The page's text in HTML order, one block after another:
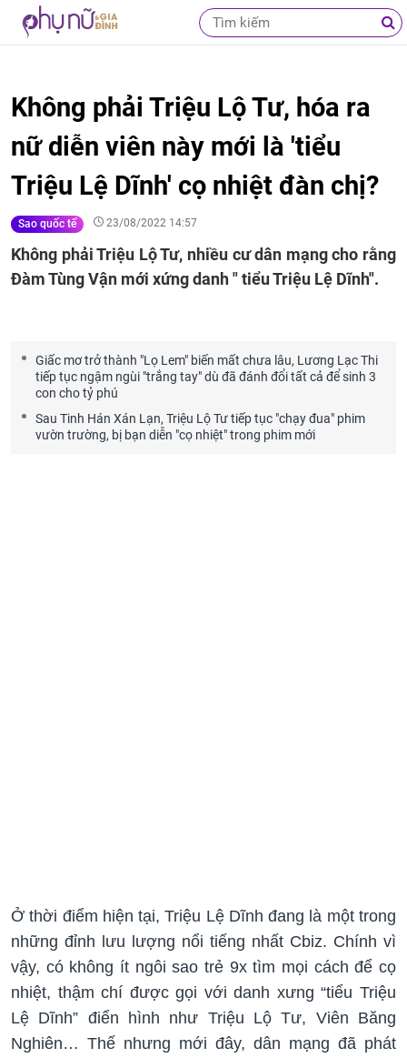
Không phải Triệu Lộ Tư, hóa ra
nữ diễn viên này mới là 'tiểu
Triệu Lệ Dĩnh' cọ nhiệt đàn chị?
Sao quốc tế 23/08/2022 14:57
Không phải Triệu Lộ Tư, nhiều cư dân mạng cho rằng
Đàm Tùng Vận mới xứng danh " tiểu Triệu Lệ Dĩnh".
Giấc mơ trở thành "Lọ Lem" biến mất chưa lâu, Lương Lạc Thi
tiếp tục ngậm ngùi "trắng tay" dù đã đánh đổi tất cả để sinh 3
con cho tỷ phú
Sau Tinh Hán Xán Lạn, Triệu Lộ Tư tiếp tục "chạy đua" phim
vườn trường, bị bạn diễn "cọ nhiệt" trong phim mới
Ở thời điểm hiện tại, Triệu Lệ Dĩnh đang là một trong
những đỉnh lưu lượng nổi tiếng nhất Cbiz. Chính vì
vậy, có không ít ngôi sao trẻ 9x tìm mọi cách để cọ
nhiệt, thậm chí được gọi với danh xưng “tiểu Triệu
Lệ Dĩnh” điển hình như Triệu Lộ Tư, Viên Băng
Nghiên… Thế nhưng mới đây, dân mạng đã phát